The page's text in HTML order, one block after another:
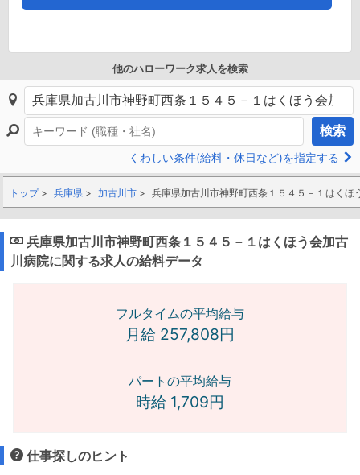
他のハローワーク求人を検索
検索
くわしい条件(給料・休日など)を指定する
トップ 兵庫県 加古川市 兵庫県加古川市神野町西条１５４５－１はくほ
兵庫県加古川市神野町西条１５４５－１はくほう会加古
川病院に関する求人の給料データ
フルタイムの平均給与
月給 257,808円
パートの平均給与
時給 1,709円
仕事探しのヒント